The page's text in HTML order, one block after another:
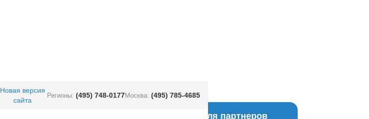
Новая версия
сайта
Регионы: (495) 748-0177Москва: (495) 785-4685
Вход для партнеров